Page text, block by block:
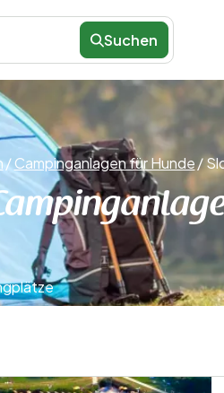
Suchen
/Campinganlagen für Hunde/